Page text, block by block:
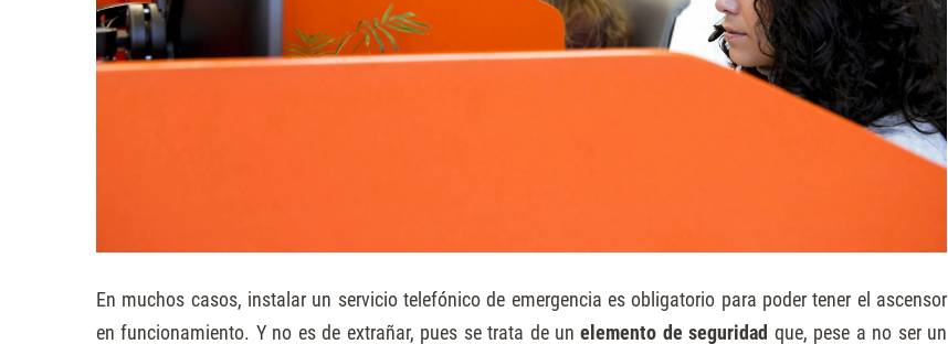
En muchos casos, instalar un servicio telefónico de emergencia es obligatorio para poder tener el ascensor
en funcionamiento. Y no es de extrañar, pues se trata de un elemento de seguridad que, pese a no ser un